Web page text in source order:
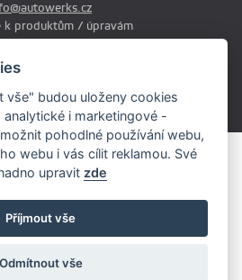
vše" budou uloženy cookies
i marketingové -
pohodlné používání webu,
webu i vás cílit reklamou. Své
upravit zde
Příjmout vše
Odmítnout vše
k produktům / úpravám
12:00 a 13:00-16:00
provozovatele. Kopírování, zveřejňování
pouze s jeho souhlasem.
© 2026 AutoWerks.cz
práva vyhrazena